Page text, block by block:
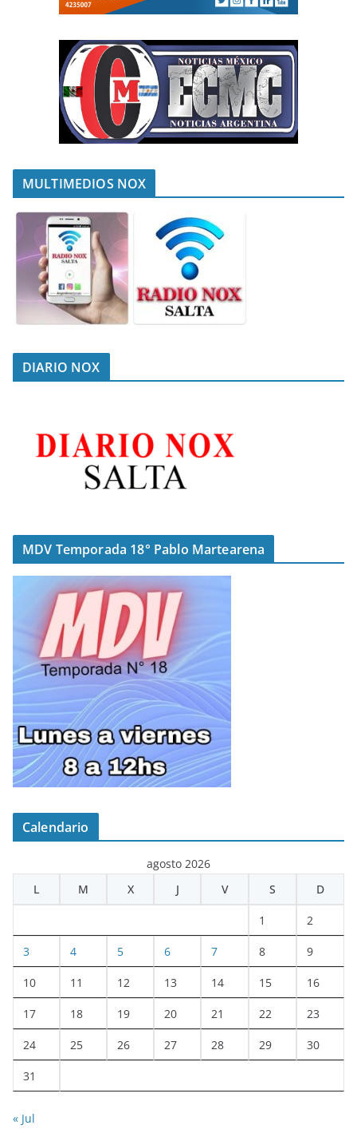
MULTIMEDIOS NOX
DIARIO NOX
MDV Temporada 18° Pablo Martearena
Calendario
agosto 2026
L
M X J V S D
1 2
3 4 5 6 7 8 9
10 11 12 13 14 15 16
17 18 19 20 21 22 23
24 25 26 27 28 29 30
31
« Jul